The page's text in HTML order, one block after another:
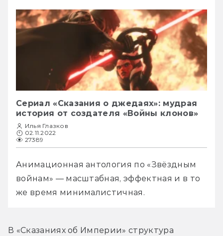
Сериал «Сказания о джедаях»: мудрая
история от создателя «Войны клонов»
Илья Глазков
02.11.2022
27389
Анимационная антология по «Звёздным
войнам» — масштабная, эффектная и в то
же время минималистичная.
В «Сказаниях об Империи» структура